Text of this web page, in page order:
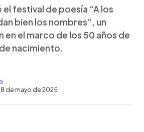
el festival de poesía “A los
bien los nombres”, un
en el marco de los 50 años de
nacimiento.
de mayo de 2025